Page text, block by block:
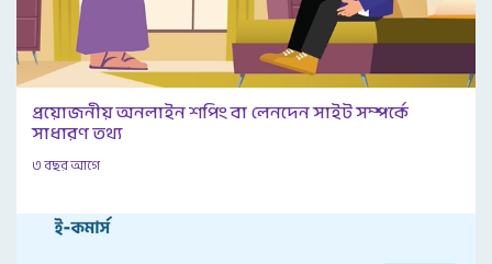
প্রয়োজনীয় অনলাইন শপিং বা লেনদেন সাইট সম্পর্কে
সাধারণ তথ্য
৩ বছর আগে